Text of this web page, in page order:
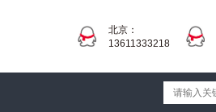
北京：
13611333218